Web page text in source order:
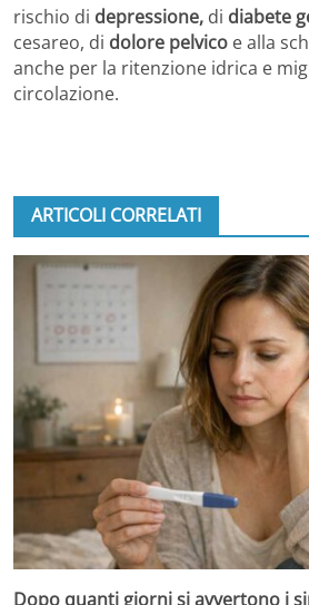
rischio di depressione, di diabete
cesareo, di dolore pelvico e alla
anche per la ritenzione idrica e
circolazione.
ARTICOLI CORRELATI
Dopo quanti giorni si avvertono i